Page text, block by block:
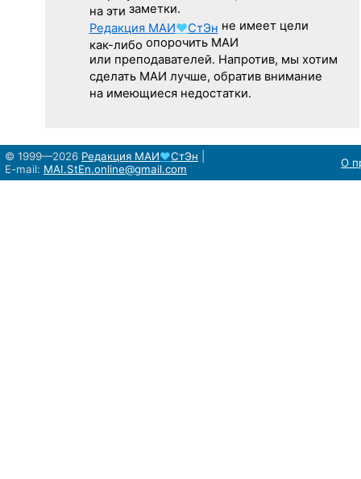
на эти заметки.
Редакция МАИ♥СтЭн не имеет цели
как-либо опорочить МАИ
или преподавателей. Напротив, мы хотим
сделать МАИ лучше, обратив внимание
на имеющиеся недостатки.
© 1999—2026 Редакция МАИ♥СтЭн
E-mail: MAI.StEn.online@gmail.com О